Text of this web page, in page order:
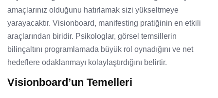
amaçlarınız olduğunu hatırlamak sizi yükseltmeye
yarayacaktır. Visionboard, manifesting pratiğinin en etkili
araçlarından biridir. Psikologlar, görsel temsillerin
bilinçaltını programlamada büyük rol oynadığını ve net
hedeflere odaklanmayı kolaylaştırdığını belirtir.
Visionboard’un Temelleri